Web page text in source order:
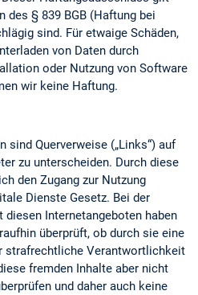
§ 839 BGB (Haftung bei
sind. Für etwaige Schäden,
von Daten durch
oder Nutzung von Software
wir keine Haftung.
sind Querverweise („Links“) auf
zu unterscheiden. Durch diese
den Zugang zur Nutzung
Dienste Gesetz. Bei der
Internetangeboten haben
überprüft, ob durch sie eine
strafrechtliche Verantwortlichkeit
fremden Inhalte aber nicht
und daher auch keine